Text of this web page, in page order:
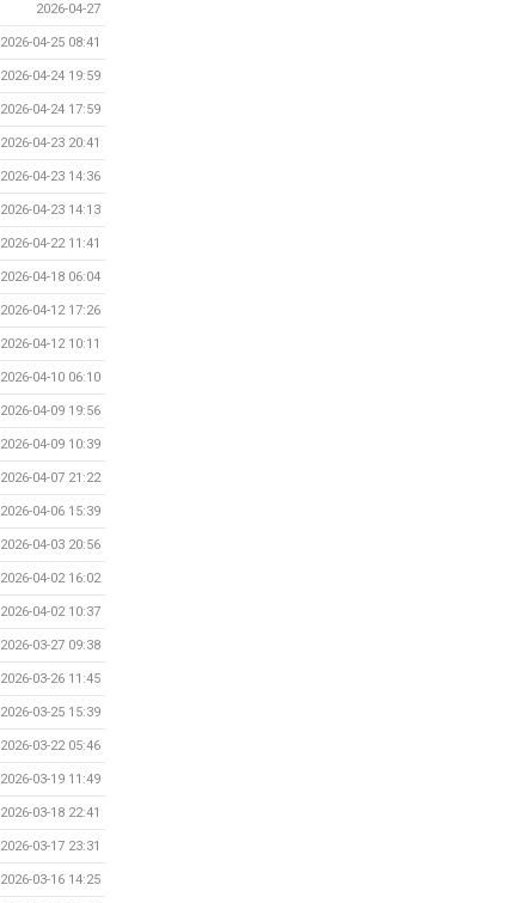
2026-04-27
2026-04-25 08:41
2026-04-24 19:59
2026-04-24 17:59
2026-04-23 20:41
2026-04-23 14:36
2026-04-23 14:13
2026-04-22 11:41
2026-04-18 06:04
2026-04-12 17:26
2026-04-12 10:11
2026-04-10 06:10
2026-04-09 19:56
2026-04-09 10:39
2026-04-07 21:22
2026-04-06 15:39
2026-04-03 20:56
2026-04-02 16:02
2026-04-02 10:37
2026-03-27 09:38
2026-03-26 11:45
2026-03-25 15:39
2026-03-22 05:46
2026-03-19 11:49
2026-03-18 22:41
2026-03-17 23:31
2026-03-16 14:25